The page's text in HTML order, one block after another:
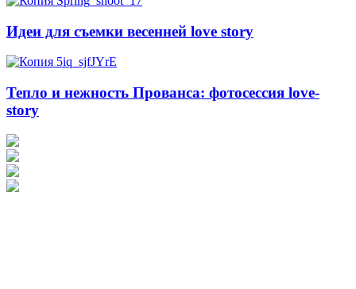
Идеи для съемки весенней love story
Тепло и нежность Прованса: фотосессия love-
story